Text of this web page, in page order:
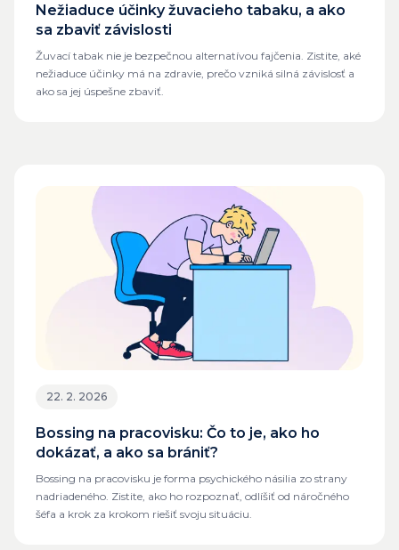
Nežiaduce účinky žuvacieho tabaku, a ako
sa zbaviť závislosti
Žuvací tabak nie je bezpečnou alternatívou fajčenia. Zistite, aké
nežiaduce účinky má na zdravie, prečo vzniká silná závislosť a
ako sa jej úspešne zbaviť.
22. 2. 2026
Bossing na pracovisku: Čo to je, ako ho
dokázať, a ako sa brániť?
Bossing na pracovisku je forma psychického násilia zo strany
nadriadeného. Zistite, ako ho rozpoznať, odlíšiť od náročného
šéfa a krok za krokom riešiť svoju situáciu.